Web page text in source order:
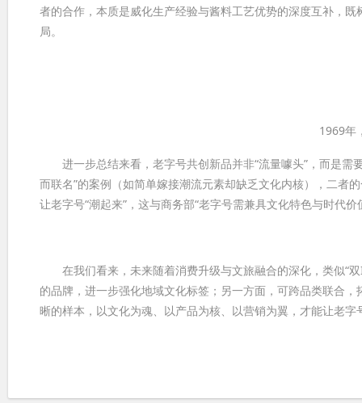
者的合作，本质是威化生产经验与酱料工艺优势的深度互补，
局。
1969年
进一步总结来看，老字号共创新品并非“流量噱头”，而是需
而联名”的案例（如简单嫁接潮流元素却缺乏文化内核），二
让老字号“潮起来”，这与商务部“老字号需兼具文化特色与时代
在我们看来，未来随着消费升级与文旅融合的深化，类似“
的品牌，进一步强化地域文化标签；另一方面，可跨品类联合
晰的样本，以文化为魂、以产品为核、以营销为翼，才能让老字